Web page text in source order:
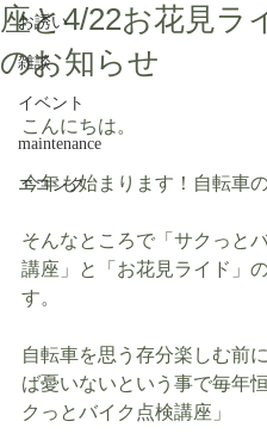
お誘い
雑談
イベント
maintenance
エコシク
座と4/22お花見ラ
のお知らせ
こんにちは。
今年も始まります！自転車
そんなところで「サクっと
講座」と「お花見ライド」
す。
自転車を思う存分楽しむ前
ば憂いないという事で毎年
クっとバイク点検講座」